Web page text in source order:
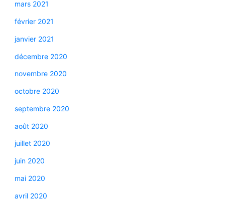
mars 2021
février 2021
janvier 2021
décembre 2020
novembre 2020
octobre 2020
septembre 2020
août 2020
juillet 2020
juin 2020
mai 2020
avril 2020